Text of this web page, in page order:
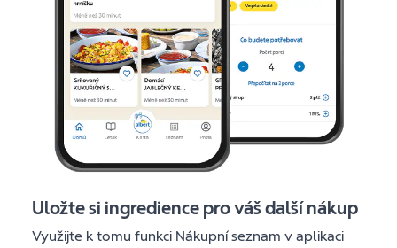
Uložte si ingredience pro váš další nákup
Využijte k tomu funkci Nákupní seznam v aplikaci